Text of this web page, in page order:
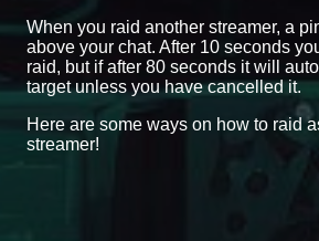
When you raid another streamer, a
above your chat. After 10 seconds
raid, but if after 80 seconds it will
target unless you have cancelled it.
Here are some ways on how to raid
streamer!